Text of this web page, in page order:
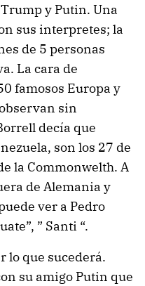
y Putin. Una
sus interpretes; la
de 5 personas
La cara de
famosos Europa y
sin
decía que
son los 27 de
la Commonwelth. A
de Alemania y
ver a Pedro
” Santi “.
lo que sucederá.
su amigo Putin que